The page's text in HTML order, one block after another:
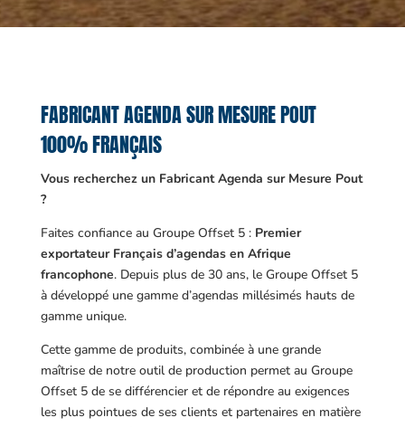
FABRICANT AGENDA SUR MESURE POUT
100% FRANÇAIS
Vous recherchez un Fabricant Agenda sur Mesure Pout
?
Faites confiance au Groupe Offset 5 : Premier
exportateur Français d’agendas en Afrique
francophone. Depuis plus de 30 ans, le Groupe Offset 5
à développé une gamme d’agendas millésimés hauts de
gamme unique.
Cette gamme de produits, combinée à une grande
maîtrise de notre outil de production permet au Groupe
Offset 5 de se différencier et de répondre au exigences
les plus pointues de ses clients et partenaires en matière